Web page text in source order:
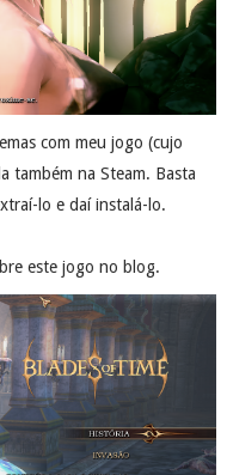
com meu jogo (cujo
também na Steam. Basta
lo e daí instalá-lo.
este jogo no blog.